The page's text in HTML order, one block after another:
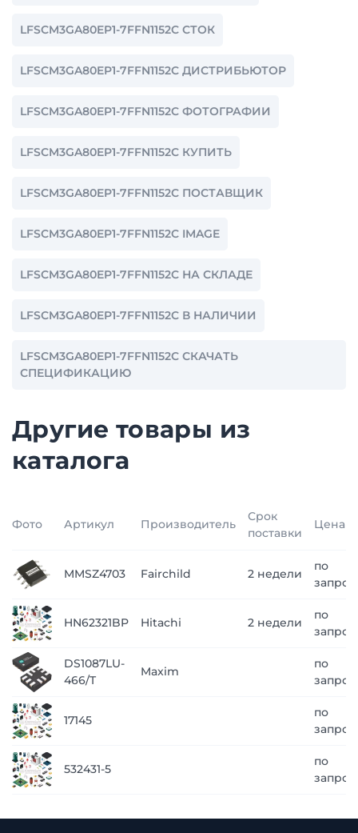
LFSCM3GA80EP1-7FFN1152C СТОК
LFSCM3GA80EP1-7FFN1152C ДИСТРИБЬЮТОР
LFSCM3GA80EP1-7FFN1152C ФОТОГРАФИИ
LFSCM3GA80EP1-7FFN1152C КУПИТЬ
LFSCM3GA80EP1-7FFN1152C ПОСТАВЩИК
LFSCM3GA80EP1-7FFN1152C IMAGE
LFSCM3GA80EP1-7FFN1152C НА СКЛАДЕ
LFSCM3GA80EP1-7FFN1152C В НАЛИЧИИ
LFSCM3GA80EP1-7FFN1152C СКАЧАТЬ
СПЕЦИФИКАЦИЮ
Другие товары из
каталога
Фото Артикул Производитель
Срок
поставки
Цена
MMSZ4703 Fairchild 2 недели
по
HN62321BP Hitachi 2 недели
по
DS1087LU-
466/T
Maxim
по
17145
по
532431-5
по